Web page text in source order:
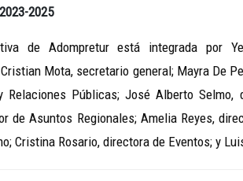
2025
de Adompretur está integrada por
Mota, secretario general; Mayra De
Relaciones Públicas; José Alberto
de Asuntos Regionales; Amelia Reyes,
Cristina Rosario, directora de Eventos; y